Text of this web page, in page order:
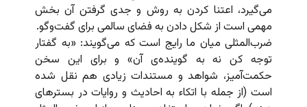
می‌گیرد، اعتنا کردن به روش و جدی‌ گرفتن آن بخش
مهمی است از شکل دادن به فضای سالمی برای گفت‌وگو.
ضرب‌المثلی میان ما رایج است که می‌گویند: «به گفتار
توجه کن نه به گوینده‌ی آن» و برای این سخن
حکمت‌آمیز، شواهد و مستندات زیادی هم نقل شده
است (از جمله با اتکاء به احادیث و روایات در بسترهای